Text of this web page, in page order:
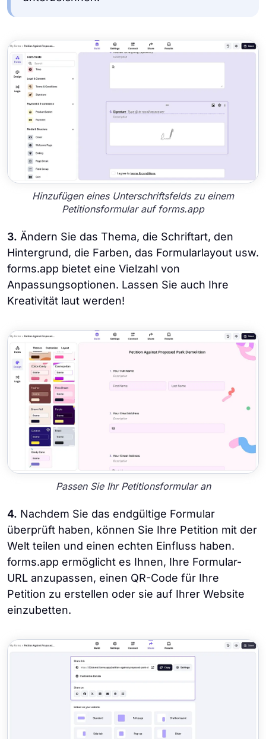
Hinzufügen eines Unterschriftsfelds zu einem
Petitionsformular auf forms.app
3. Ändern Sie das Thema, die Schriftart, den
Hintergrund, die Farben, das Formularlayout usw.
forms.app bietet eine Vielzahl von
Anpassungsoptionen. Lassen Sie auch Ihre
Kreativität laut werden!
Passen Sie Ihr Petitionsformular an
4. Nachdem Sie das endgültige Formular
überprüft haben, können Sie Ihre Petition mit der
Welt teilen und einen echten Einfluss haben.
forms.app ermöglicht es Ihnen, Ihre Formular-
URL anzupassen, einen QR-Code für Ihre
Petition zu erstellen oder sie auf Ihrer Website
einzubetten.